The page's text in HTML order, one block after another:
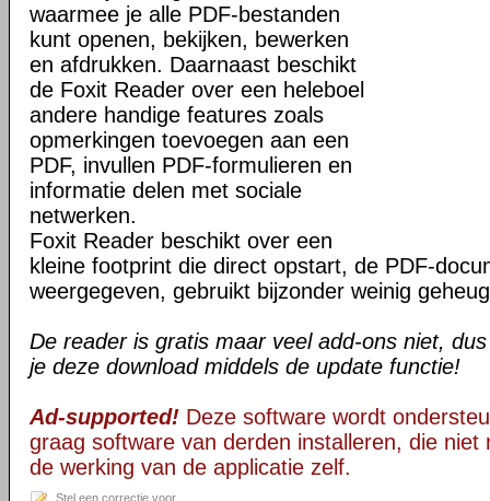
waarmee je alle PDF-bestanden
kunt openen, bekijken, bewerken
en afdrukken. Daarnaast beschikt
de Foxit Reader over een heleboel
andere handige features zoals
opmerkingen toevoegen aan een
PDF, invullen PDF-formulieren en
informatie delen met sociale
netwerken.
Foxit Reader beschikt over een
kleine footprint die direct opstart, de PDF-
weergegeven, gebruikt bijzonder weinig
De reader is gratis maar veel add-ons niet,
je deze download middels de update functie!
Ad-supported! Deze software wordt
graag software van derden installeren, die niet
de werking van de applicatie zelf.
Stel een correctie voor